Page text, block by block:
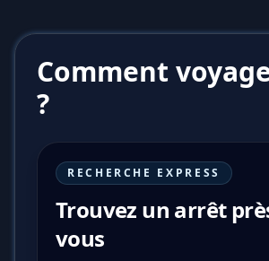
Comment
?
RECHERCHE EXPRESS
Trouvez un arrêt
vous